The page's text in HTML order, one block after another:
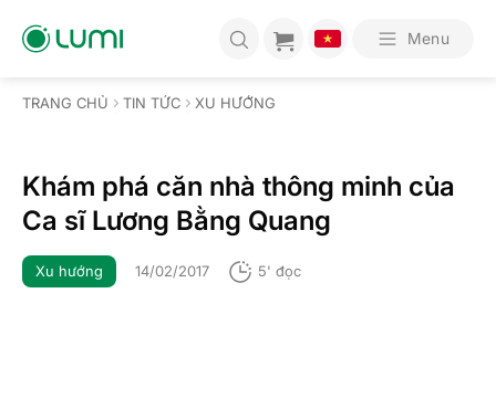
qua
Menu
TRANG CHỦ TIN TỨC XU HƯỚNG
Khám phá căn nhà thông minh của
Ca sĩ Lương Bằng Quang
Xu hướng 14/02/2017 5' đọc